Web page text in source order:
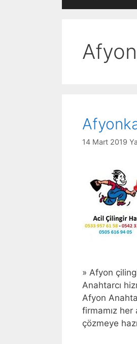
14 Mart 2019
» Afyon
Anahtarcı
Afyon
firmamız
çözmeye